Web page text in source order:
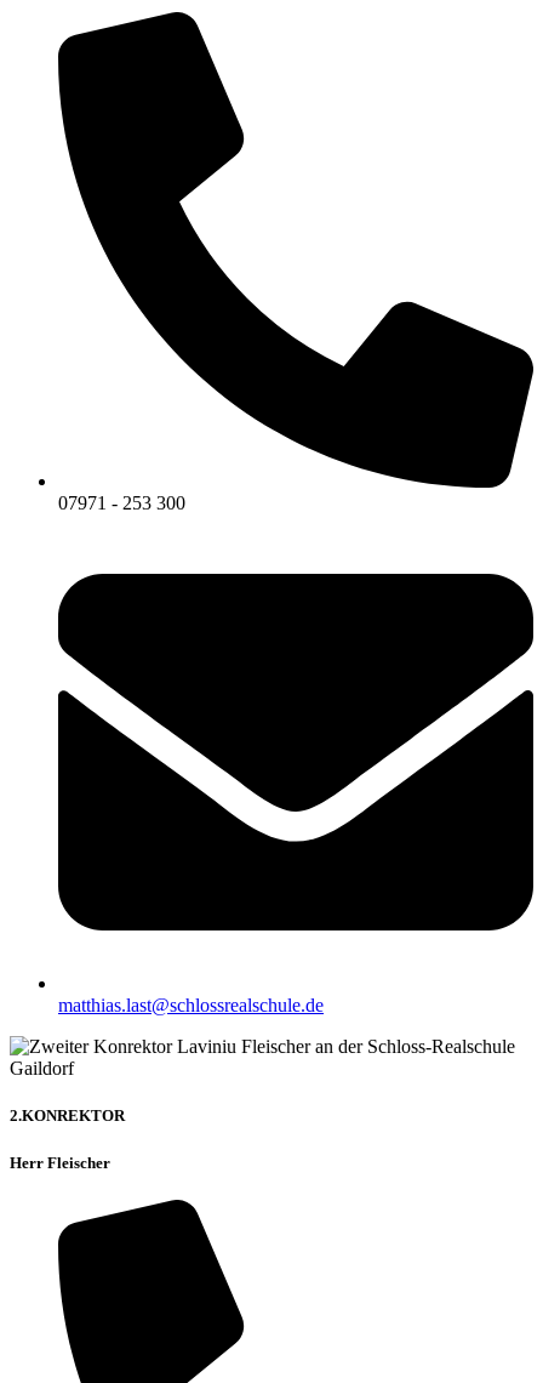
07971 - 253 300
matthias.last@schlossrealschule.de
2.KONREKTOR
Herr Fleischer